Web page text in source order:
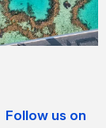
Follow us on